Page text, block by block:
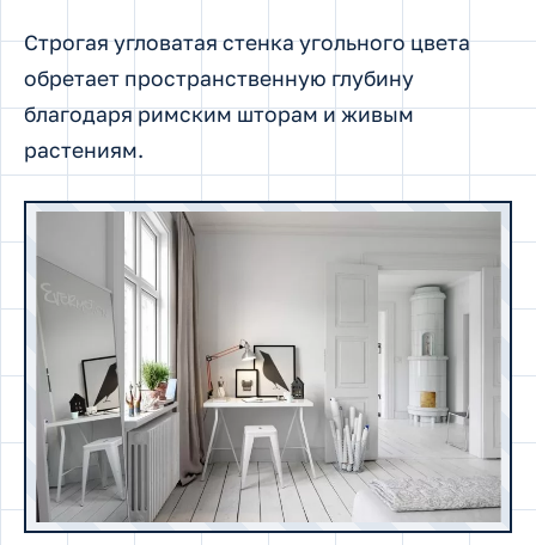
Строгая угловатая стенка угольного цвета
обретает пространственную глубину
благодаря римским шторам и живым
растениям.